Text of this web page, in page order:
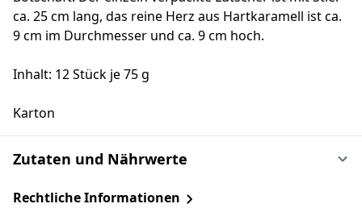
ca. 25 cm lang, das reine Herz aus Hartkaramell ist ca.
9 cm im Durchmesser und ca. 9 cm hoch.
Inhalt: 12 Stück je 75 g
Karton
Zutaten und Nährwerte
Rechtliche Informationen